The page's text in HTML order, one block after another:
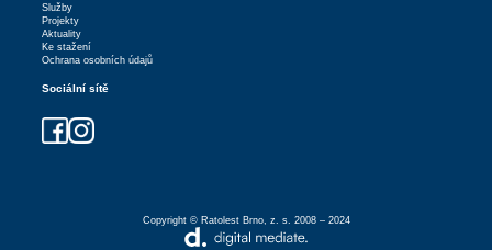
Služby
Projekty
Aktuality
Ke stažení
Ochrana osobních údajů
Sociální sítě
Copyright © Ratolest Brno, z. s. 2008 – 2024